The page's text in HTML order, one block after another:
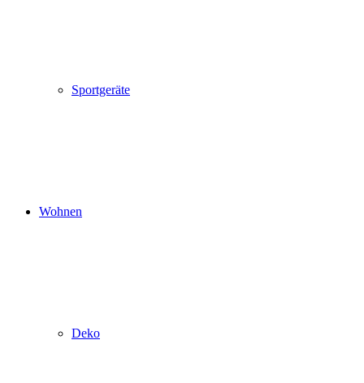
Sportgeräte
Wohnen
Deko